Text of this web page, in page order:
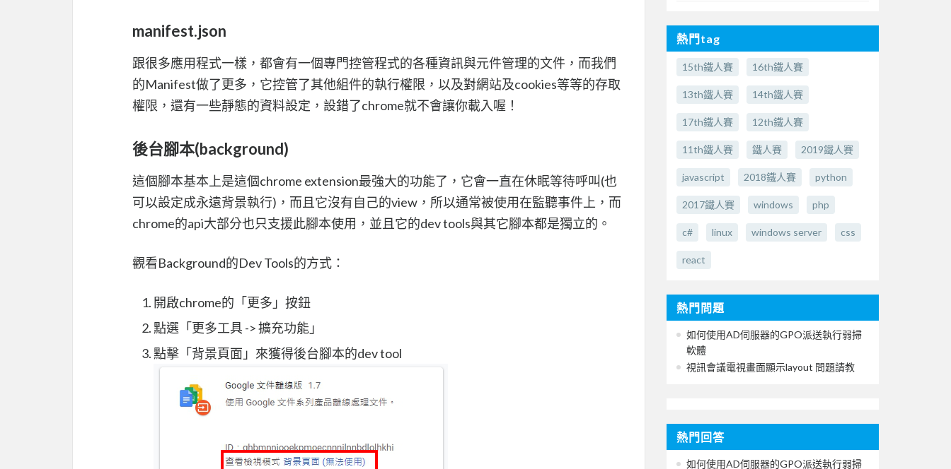
manifest.json
跟很多應用程式一樣，都會有一個專門控管程式的各種資訊與元件管理的文件，而我們
的Manifest做了更多，它控管了其他組件的執行權限，以及對網站及cookies等等的存取
權限，還有一些靜態的資料設定，設錯了chrome就不會讓你載入喔！
後台腳本(background)
這個腳本基本上是這個chrome extension最強大的功能了，它會一直在休眠等待呼叫(也
可以設定成永遠背景執行)，而且它沒有自己的view，所以通常被使用在監聽事件上，而
chrome的api大部分也只支援此腳本使用，並且它的dev tools與其它腳本都是獨立的。
觀看Background的Dev Tools的方式：
開啟chrome的「更多」按鈕
點選「更多工具 -> 擴充功能」
點擊「背景頁面」來獲得後台腳本的dev tool
熱門tag
15th鐵人賽 16th鐵人賽
13th鐵人賽 14th鐵人賽
17th鐵人賽 12th鐵人賽
11th鐵人賽 鐵人賽 2019鐵人賽
javascript 2018鐵人賽 python
2017鐵人賽 windows php
c# linux windows server css
react
熱門問題
如何使用AD伺服器的GPO派送執行弱掃
軟體
視訊會議電視畫面顯示layout 問題請教
熱門回答
如何使用AD伺服器的GPO派送執行弱掃